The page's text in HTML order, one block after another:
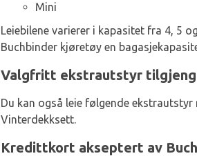
Mini
Leiebilene varierer i kapasitet fra 4, 5
Buchbinder kjøretøy en
Valgfritt ekstrautstyr
Du kan også leie følgende ekstrautstyr
Vinterdekksett.
Kredittkort akseptert av